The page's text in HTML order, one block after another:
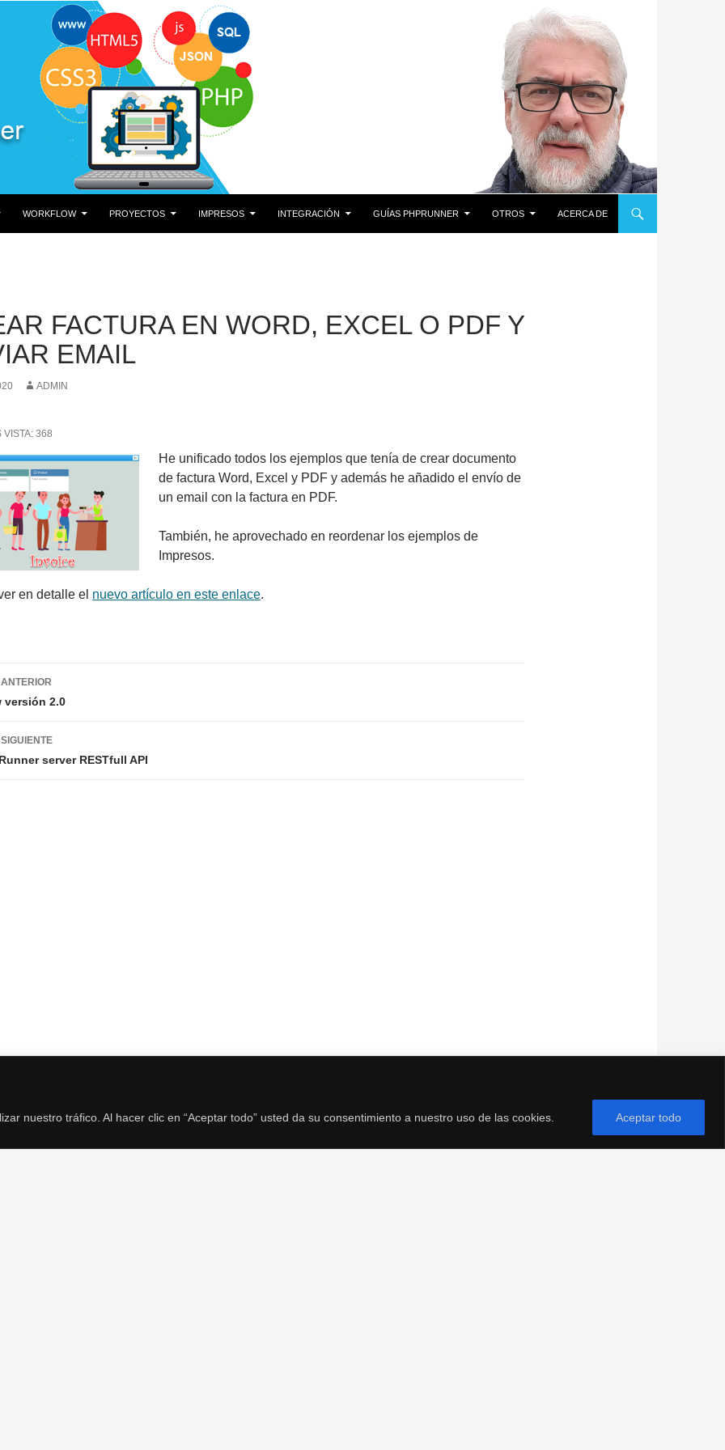
nuestro tráfico. Al hacer clic en “Aceptar todo” usted da su consentimiento a nuestro uso de las cookies. Aceptar todo
WORKFLOW PROYECTOS IMPRESOS INTEGRACIÓN GUÍAS PHPRUNNER OTROS ACERCA DE
FACTURA EN WORD, EXCEL O PDF Y
EMAIL
ADMIN
VISTA: 368
He unificado todos los ejemplos que tenía de crear documento
de factura Word, Excel y PDF y además he añadido el envío de
un email con la factura en PDF.
También, he aprovechado en reordenar los ejemplos de
Impresos.
en detalle el nuevo artículo en este enlace.
versión 2.0
server RESTfull API